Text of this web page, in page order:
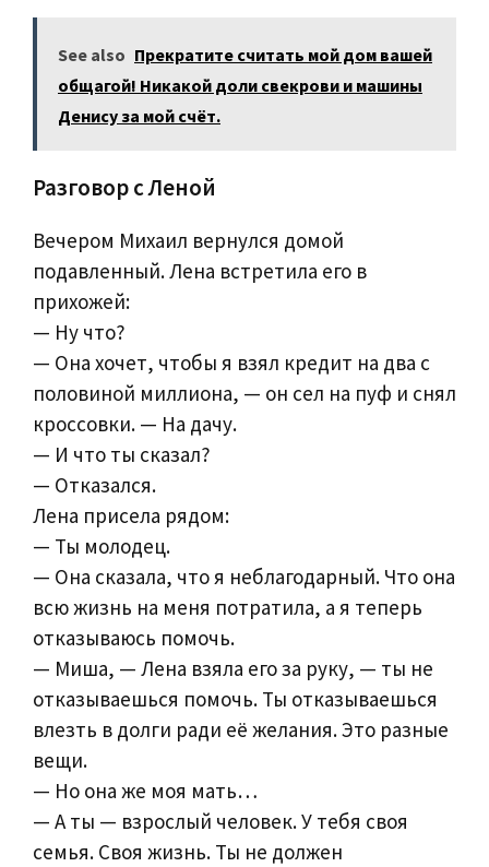
See also Прекратите считать мой дом вашей
общагой! Никакой доли свекрови и машины
Денису за мой счёт.
Разговор с Леной
Вечером Михаил вернулся домой
подавленный. Лена встретила его в
прихожей:
— Ну что?
— Она хочет, чтобы я взял кредит на два с
половиной миллиона, — он сел на пуф и снял
кроссовки. — На дачу.
— И что ты сказал?
— Отказался.
Лена присела рядом:
— Ты молодец.
— Она сказала, что я неблагодарный. Что она
всю жизнь на меня потратила, а я теперь
отказываюсь помочь.
— Миша, — Лена взяла его за руку, — ты не
отказываешься помочь. Ты отказываешься
влезть в долги ради её желания. Это разные
вещи.
— Но она же моя мать…
— А ты — взрослый человек. У тебя своя
семья. Своя жизнь. Ты не должен